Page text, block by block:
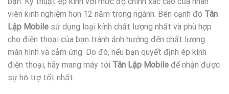
viên kinh nghiệm hơn 12 năm trong ngành. Bên cạnh đó Tân
Lập Mobile sử dụng loại kính chất lượng nhất và phù hợp
cho điện thoại của bạn tránh ảnh hưởng đến chất lượng
màn hình và cảm ứng. Do đó, nếu bạn quyết định ép kính
điện thoại, hãy mang máy tới Tân Lập Mobile để nhận được
sự hỗ trợ tốt nhất.